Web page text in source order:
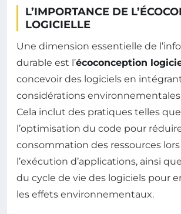
L’IMPORTANCE DE
LOGICIELLE
Une dimension essentielle de
durable est l’écoconception
concevoir des logiciels en
considérations
Cela inclut des pratiques telles que
l’optimisation du code pour
consommation des ressources
l’exécution d’applications, ainsi
du cycle de vie des logiciels pour
les effets environnementaux.